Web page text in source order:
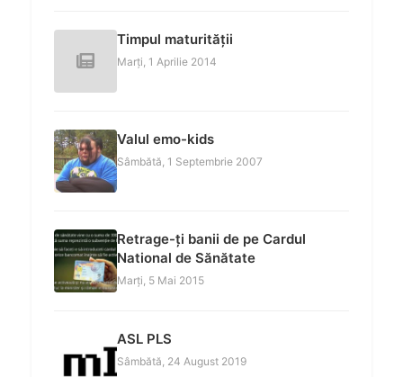
Timpul maturității
Marți, 1 Aprilie 2014
Valul emo-kids
Sâmbătă, 1 Septembrie 2007
Retrage-ți banii de pe Cardul
National de Sănătate
Marți, 5 Mai 2015
ASL PLS
Sâmbătă, 24 August 2019